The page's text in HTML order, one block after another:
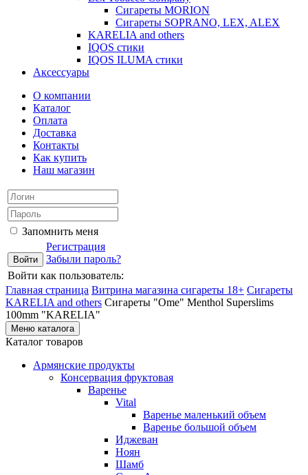
Сигареты MORION
Сигареты SOPRANO, LEX, ALEX
KARELIA and others
IQOS стики
IQOS ILUMA стики
Аксессуары
О компании
Каталог
Оплата
Доставка
Контакты
Как купить
Наш магазин
Запомнить меня
Регистрация
Забыли пароль?
Войти как пользователь:
Главная страница Витрина магазина сигареты 18+ Cигареты
KARELIA and others Сигареты "Ome" Menthol Superslims
100mm "KARELIA"
Меню каталога
Каталог товаров
Армянские продукты
Консервация фруктовая
Варенье
Vital
Варенье маленький объем
Варенье большой объем
Иджеван
Ноян
Шамб